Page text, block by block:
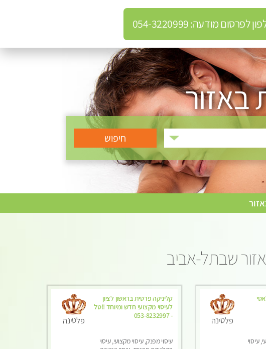
לפרסום מודעה: 054-3220999
באזור
שבתל-אביב
עיסוי
פלטינה
קליניקה פרטית בראשון לציון
לעיסוי מקצועי חדש ומיוחד !!טל
- 053-8232997
עיסוי מפנק, עיסוי מקצועי, עיסוי
פלטינה